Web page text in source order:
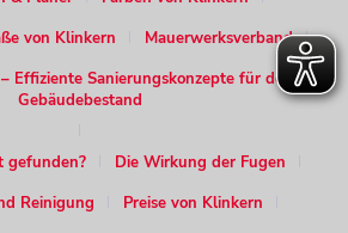
von Klinkern
Mauerwerksverband
Effiziente Sanierungskonzepte für den
Gebäudebestand
gefunden?
Die Wirkung der Fugen
Reinigung
Preise von Klinkern